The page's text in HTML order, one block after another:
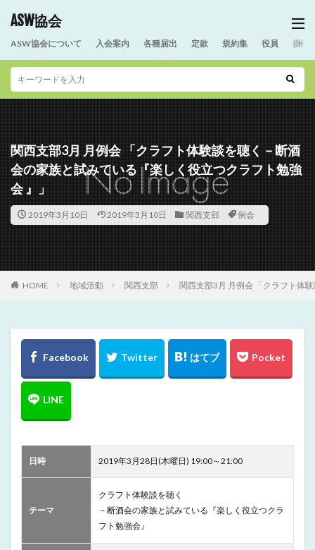
ASW協会
ASW協会について 入会案内 各種届出 定款 規約集 役員 援助
関西支部3月 月例会 「クラフト体験談を聴く－断酒
会の家族と試みている『楽しく役立つクラフト勉強
会 』」
2019年3月10日 2019年3月10日 関西支部 例会
HOME 地域活動 関西支部 関西支部3月 月例会 「クラフト体
日時 2019年3月28日(木曜日) 19:00～21:00
テーマ
クラフト体験談を聴く
－断酒会の家族と試みている『楽しく役立つクラ
フト勉強会』